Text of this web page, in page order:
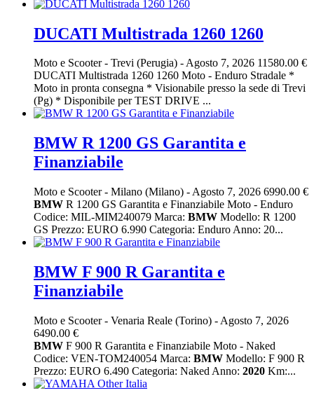
DUCATI Multistrada 1260 1260
Moto e Scooter- Trevi (Perugia) -Agosto 7, 2026 11580.00 €
DUCATI Multistrada 1260 1260 Moto - Enduro Stradale *
Moto in pronta consegna * Visionabile presso la sede di Trevi
(Pg) * Disponibile per TEST DRIVE ...
BMW R 1200 GS Garantita e
Finanziabile
Moto e Scooter- Milano (Milano) - Agosto 7, 2026 6990.00 €
BMW R 1200 GS Garantita e Finanziabile Moto - Enduro
Codice: MIL-MIM240079 Marca: BMW Modello: R 1200
GS Prezzo: EURO 6.990 Categoria: Enduro Anno: 20...
BMW F 900 R Garantita e
Finanziabile
Moto e Scooter- Venaria Reale (Torino) - Agosto 7, 2026
6490.00 €
BMW F 900 R Garantita e Finanziabile Moto - Naked
Codice: VEN-TOM240054 Marca: BMW Modello: F 900 R
Prezzo: EURO 6.490 Categoria: Naked Anno: 2020 Km:...